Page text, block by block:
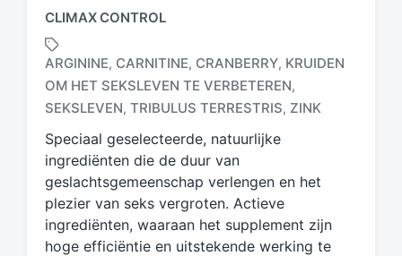
CLIMAX CONTROL
G
e
a
g
d
m
e
ARGININE, CARNITINE, CRANBERRY, KRUIDEN
OM HET SEKSLEVEN TE VERBETEREN,
SEKSLEVEN, TRIBULUS TERRESTRIS, ZINK
Speciaal geselecteerde, natuurlijke
ingrediënten die de duur van
geslachtsgemeenschap verlengen en het
plezier van seks vergroten. Actieve
ingrediënten, waaraan het supplement zijn
hoge efficiëntie en uitstekende werking te